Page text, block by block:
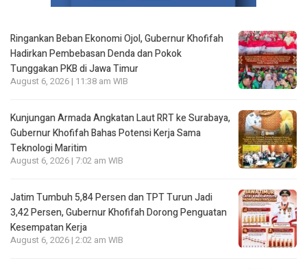
Ringankan Beban Ekonomi Ojol, Gubernur Khofifah
Hadirkan Pembebasan Denda dan Pokok
Tunggakan PKB di Jawa Timur
August 6, 2026 | 11:38 am WIB
Kunjungan Armada Angkatan Laut RRT ke Surabaya,
Gubernur Khofifah Bahas Potensi Kerja Sama
Teknologi Maritim
August 6, 2026 | 7:02 am WIB
Jatim Tumbuh 5,84 Persen dan TPT Turun Jadi
3,42 Persen, Gubernur Khofifah Dorong Penguatan
Kesempatan Kerja
August 6, 2026 | 2:02 am WIB